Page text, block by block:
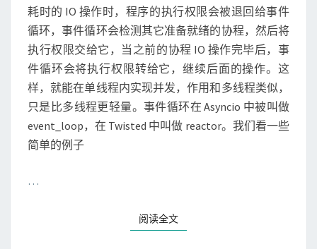
耗时的 IO 操作时，程序的执行权限会被退回给事件
循环，事件循环会检测其它准备就绪的协程，然后将
执行权限交给它，当之前的协程 IO 操作完毕后，事
件循环会将执行权限转给它，继续后面的操作。这
样，就能在单线程内实现并发，作用和多线程类似，
只是比多线程更轻量。事件循环在 Asyncio 中被叫做
event_loop，在 Twisted 中叫做 reactor。我们看一些
简单的例子
…
阅读全文